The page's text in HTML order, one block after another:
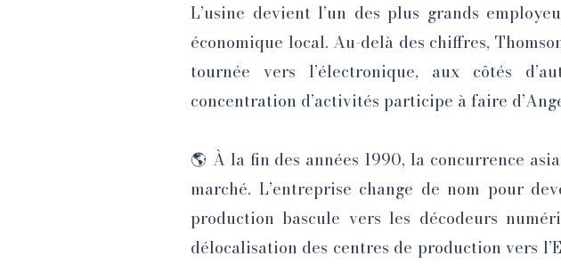
L’usine devient l’un des plus grands
économique local. Au-delà des chiffres,
tournée vers l’électronique, aux côtés
concentration d’activités participe à faire
🌎 À la fin des années 1990, la concurrence
marché. L’entreprise change de nom pour
production bascule vers les décodeurs
délocalisation des centres de production vers